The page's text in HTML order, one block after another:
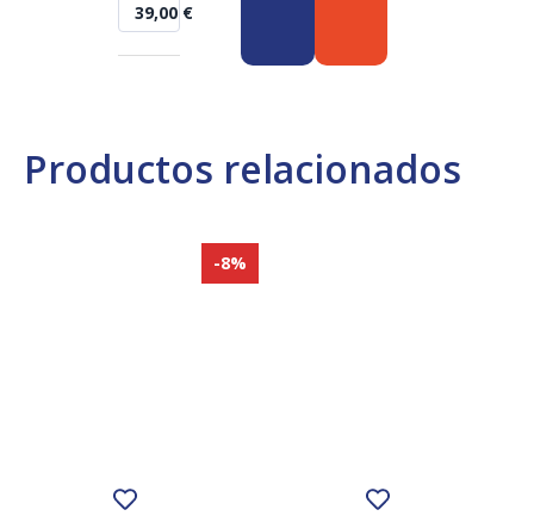
Productos relacionados
-8%
39,00 €